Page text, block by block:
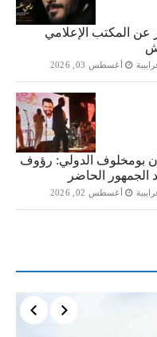
المكتب الإعلامي
أغسطس 03, 2026
بومخلوف الدولي: رؤوف
الجمهور الحاضر
أغسطس 02, 2026